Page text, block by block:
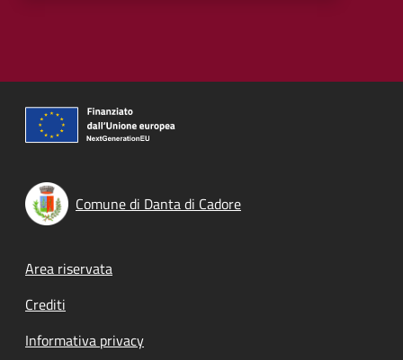
Comune di Danta di Cadore
Footer menu
Area riservata
Crediti
Informativa privacy